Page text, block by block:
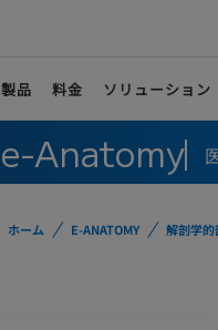
製品 料金 ソリューション
e-Anatomy
ホーム E-ANATOMY 解剖学的